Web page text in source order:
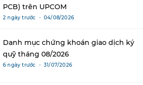
PCB) trên UPCOM
2 ngày trước ・ 04/08/2026
Danh mục chứng khoán giao dịch ký
quỹ tháng 08/2026
6 ngày trước ・ 31/07/2026